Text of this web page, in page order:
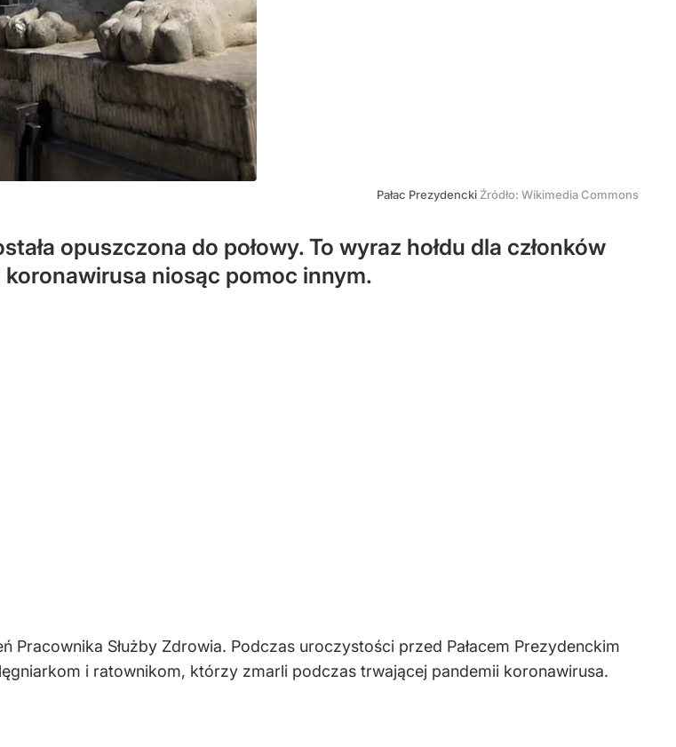
Pałac Prezydencki Źródło: Wikimedia Commons
opuszczona do połowy. To wyraz hołdu dla członków
niosąc pomoc innym.
Służby Zdrowia. Podczas uroczystości przed Pałacem Prezydenckim
i ratownikom, którzy zmarli podczas trwającej pandemii koronawirusa.